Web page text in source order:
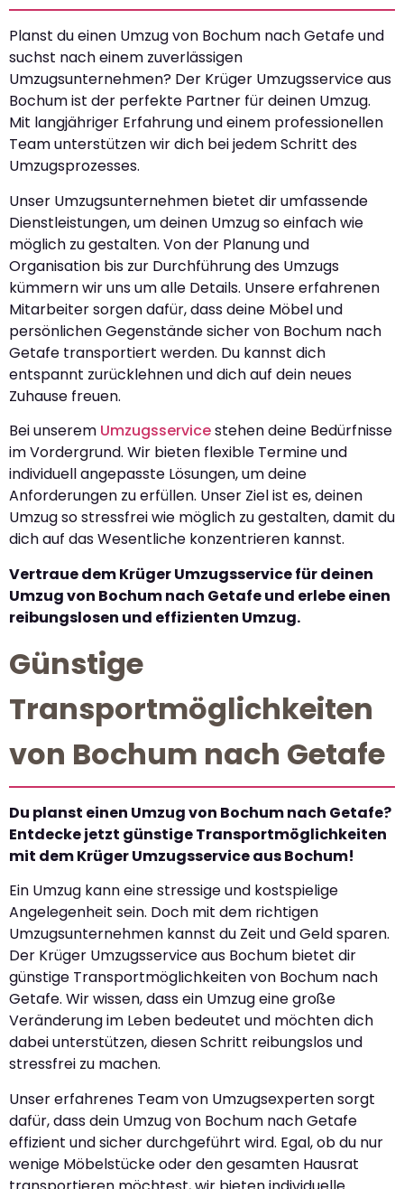
Planst du einen Umzug von Bochum nach Getafe und
suchst nach einem zuverlässigen
Umzugsunternehmen? Der Krüger Umzugsservice aus
Bochum ist der perfekte Partner für deinen Umzug.
Mit langjähriger Erfahrung und einem professionellen
Team unterstützen wir dich bei jedem Schritt des
Umzugsprozesses.
Unser Umzugsunternehmen bietet dir umfassende
Dienstleistungen, um deinen Umzug so einfach wie
möglich zu gestalten. Von der Planung und
Organisation bis zur Durchführung des Umzugs
kümmern wir uns um alle Details. Unsere erfahrenen
Mitarbeiter sorgen dafür, dass deine Möbel und
persönlichen Gegenstände sicher von Bochum nach
Getafe transportiert werden. Du kannst dich
entspannt zurücklehnen und dich auf dein neues
Zuhause freuen.
Bei unserem Umzugsservicestehen deine Bedürfnisse
im Vordergrund. Wir bieten flexible Termine und
individuell angepasste Lösungen, um deine
Anforderungen zu erfüllen. Unser Ziel ist es, deinen
Umzug so stressfrei wie möglich zu gestalten, damit du
dich auf das Wesentliche konzentrieren kannst.
Vertraue dem Krüger Umzugsservice für deinen
Umzug von Bochum nach Getafe und erlebe einen
reibungslosen und effizienten Umzug.
Günstige
Transportmöglichkeiten
von Bochum nach Getafe
Du planst einen Umzug von Bochum nach Getafe?
Entdecke jetzt günstige Transportmöglichkeiten
mit dem Krüger Umzugsservice aus Bochum!
Ein Umzug kann eine stressige und kostspielige
Angelegenheit sein. Doch mit dem richtigen
Umzugsunternehmen kannst du Zeit und Geld sparen.
Der Krüger Umzugsservice aus Bochum bietet dir
günstige Transportmöglichkeiten von Bochum nach
Getafe. Wir wissen, dass ein Umzug eine große
Veränderung im Leben bedeutet und möchten dich
dabei unterstützen, diesen Schritt reibungslos und
stressfrei zu machen.
Unser erfahrenes Team von Umzugsexperten sorgt
dafür, dass dein Umzug von Bochum nach Getafe
effizient und sicher durchgeführt wird. Egal, ob du nur
wenige Möbelstücke oder den gesamten Hausrat